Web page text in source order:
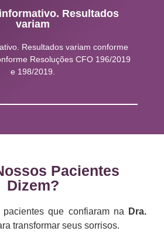
Resultados
variam
Resultados variam conforme
Resoluções CFO 196/2019
e 198/2019.
Pacientes
Dizem?
que confiaram na
Dra.
transformar seus sorrisos.